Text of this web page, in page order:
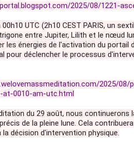
2025/08/1221-
UTC (2h10 CEST PARIS, un
entre Jupiter, Lilith et le nœud
les énergies de l'activation du portail
pour déclencher le processus
2025/
at-0010-am-utc.html
du 29 août, nous continuerons
de la pleine lune. Cela
la décision d'intervention physique.